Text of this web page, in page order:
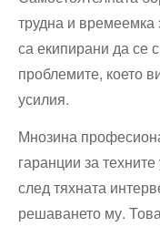
трудна и
са екипирани да се
проблемите, което
усилия.
Мнозина
гаранции за
след тяхната
решаването му.